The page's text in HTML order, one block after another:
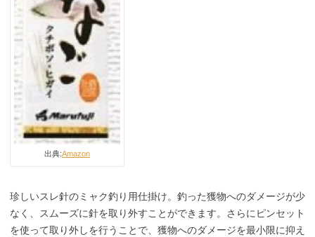
出典:Amazon
珍しいスレ針のミャク釣り用仕掛け。釣った獲物へのダメージが少
なく、スムーズに針を取り外すことができます。さらにピンセット
を使って取り外しを行うことで、獲物へのダメージを最小限に抑え